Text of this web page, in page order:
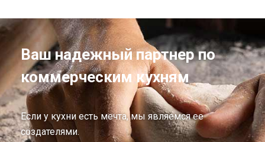
Ваш надежный партнер по
коммерческим кухням
Если у кухни есть мечта, мы являемся ее
создателями.